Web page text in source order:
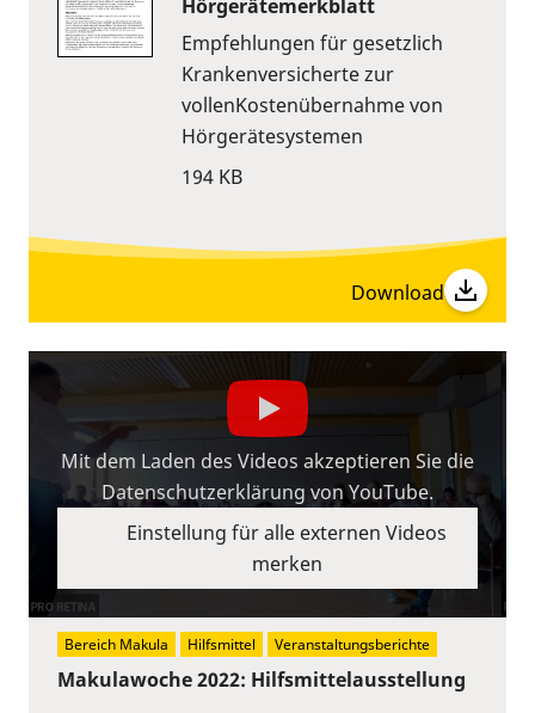
Hörgerätemerkblatt
Empfehlungen für gesetzlich
Krankenversicherte zur
vollenKostenübernahme von
Hörgerätesystemen
194 KB
Download
Makulawoche 2022: Hilfsmittelausstellung
Mit dem Laden des Videos akzeptieren Sie die
Datenschutzerklärung von YouTube.
Einstellung für alle externen Videos
merken
Bereich Makula Hilfsmittel Veranstaltungsberichte